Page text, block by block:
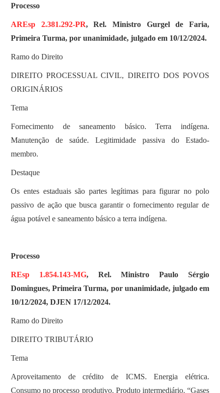
Processo
AREsp 2.381.292-PR, Rel. Ministro Gurgel de Faria,
Primeira Turma, por unanimidade, julgado em 10/12/2024.
Ramo do Direito
DIREITO PROCESSUAL CIVIL, DIREITO DOS POVOS
ORIGINÁRIOS
Tema
Fornecimento de saneamento básico. Terra indígena.
Manutenção de saúde. Legitimidade passiva do Estado-
membro.
Destaque
Os entes estaduais são partes legítimas para figurar no polo
passivo de ação que busca garantir o fornecimento regular de
água potável e saneamento básico a terra indígena.
Processo
REsp 1.854.143-MG, Rel. Ministro Paulo Sérgio
Domingues, Primeira Turma, por unanimidade, julgado em
10/12/2024, DJEN 17/12/2024.
Ramo do Direito
DIREITO TRIBUTÁRIO
Tema
Aproveitamento de crédito de ICMS. Energia elétrica.
Consumo no processo produtivo. Produto intermediário. “Gases